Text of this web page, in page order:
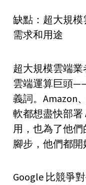
缺點：超大規
需求和用途
超大規模雲端
雲端運算巨頭
義詞。Amazon
軟都想盡快部署
用，也為了他
腳步，他們都開
Google 比競爭